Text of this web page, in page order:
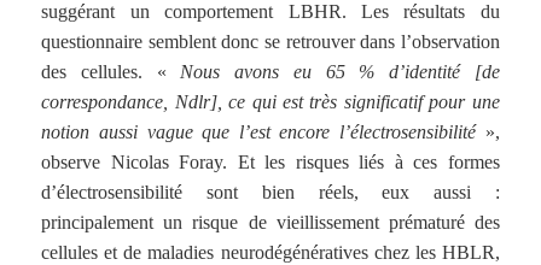
suggérant un comportement LBHR. Les résultats du
questionnaire semblent donc se retrouver dans l’observation
des cellules. « Nous avons eu 65 % d’identité [de
correspondance, Ndlr], ce qui est très significatif pour une
notion aussi vague que l’est encore l’électrosensibilité »,
observe Nicolas Foray. Et les risques liés à ces formes
d’électrosensibilité sont bien réels, eux aussi :
principalement un risque de vieillissement prématuré des
cellules et de maladies neurodégénératives chez les HBLR,